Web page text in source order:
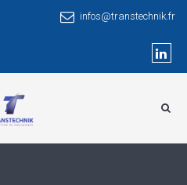
infos@transtechnik.fr